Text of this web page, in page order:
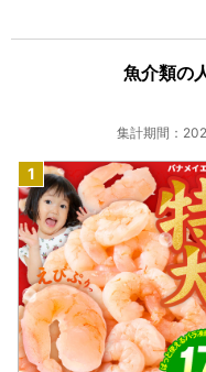
魚介類の
集計期間：